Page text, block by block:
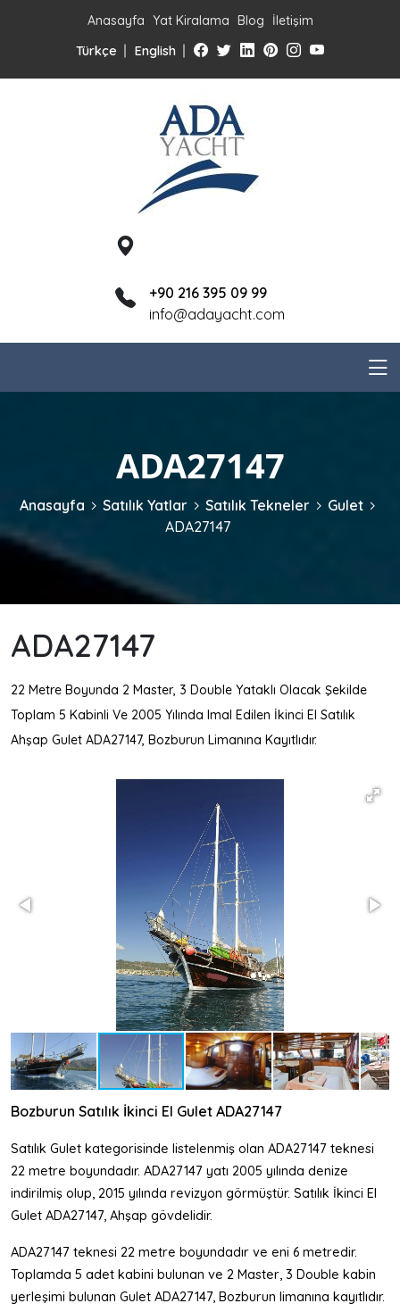
Anasayfa Yat Kiralama Blog İletişim
Türkçe English
+90 216 395 09 99
info@adayacht.com
ADA27147
Anasayfa Satılık Yatlar Satılık Tekneler
Gulet
ADA27147
ADA27147
22 Metre Boyunda 2 Master, 3 Double Yataklı Olacak Şekilde
Toplam 5 Kabinli Ve 2005 Yılında Imal Edilen İkinci El Satılık
Ahşap Gulet ADA27147, Bozburun Limanına Kayıtlıdır.
Bozburun Satılık İkinci El Gulet ADA27147
Satılık Gulet kategorisinde listelenmiş olan ADA27147 teknesi
22 metre boyundadır. ADA27147 yatı 2005 yılında denize
indirilmiş olup, 2015 yılında revizyon görmüştür. Satılık İkinci El
Gulet ADA27147, Ahşap gövdelidir.
ADA27147 teknesi 22 metre boyundadır ve eni 6 metredir.
Toplamda 5 adet kabini bulunan ve 2 Master, 3 Double kabin
yerleşimi bulunan Gulet ADA27147, Bozburun limanına kayıtlıdır.